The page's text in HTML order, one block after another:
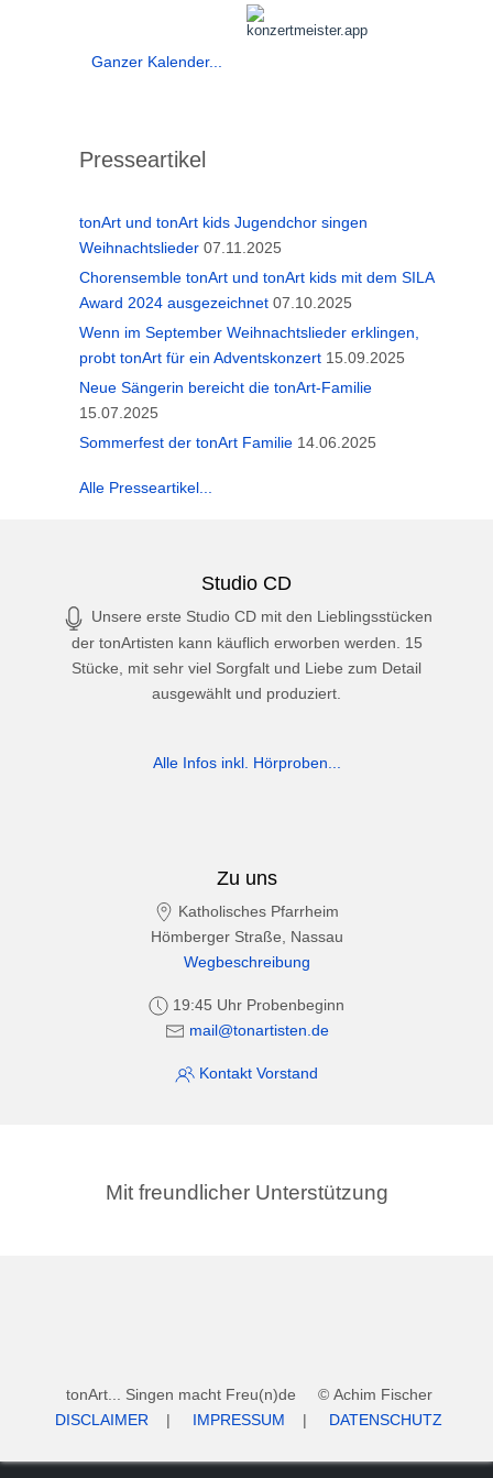
Ganzer Kalender...
Presseartikel
tonArt und tonArt kids Jugendchor singen
Weihnachtslieder 07.11.2025
Chorensemble tonArt und tonArt kids mit dem SILA
Award 2024 ausgezeichnet 07.10.2025
Wenn im September Weihnachtslieder erklingen,
probt tonArt für ein Adventskonzert 15.09.2025
Neue Sängerin bereicht die tonArt-Familie
15.07.2025
Sommerfest der tonArt Familie 14.06.2025
Alle Presseartikel...
Studio CD
Unsere erste Studio CD mit den Lieblingsstücken
der tonArtisten kann käuflich erworben werden. 15
Stücke, mit sehr viel Sorgfalt und Liebe zum Detail
ausgewählt und produziert.
Alle Infos inkl. Hörproben...
Zu uns
Katholisches Pfarrheim
Hömberger Straße, Nassau
Wegbeschreibung
19:45 Uhr Probenbeginn
mail@tonartisten.de
Kontakt Vorstand
Mit freundlicher Unterstützung
tonArt... Singen macht Freu(n)de © Achim Fischer
DISCLAIMER | IMPRESSUM | DATENSCHUTZ